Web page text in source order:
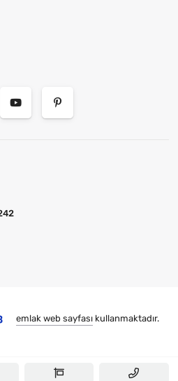
emlak web sayfasıkullanmaktadır.